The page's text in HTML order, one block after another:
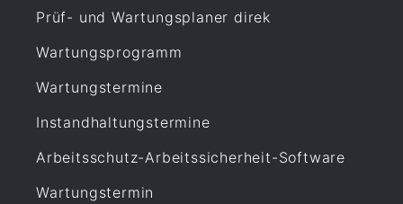
Prüf- und Wartungsplaner direk
Wartungsprogramm
Wartungstermine
Instandhaltungstermine
Arbeitsschutz-Arbeitssicherheit-Software
Wartungstermin